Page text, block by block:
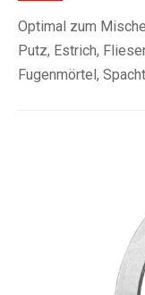
Optimal zum
Putz, Estrich,
Fugenmörtel,